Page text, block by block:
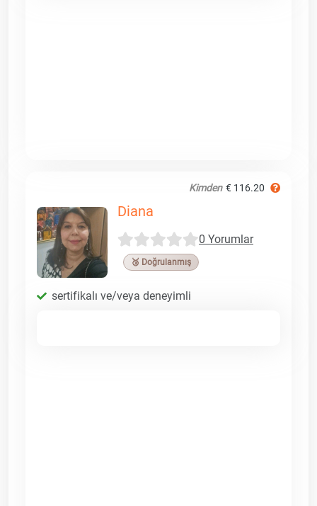
Kimden € 116.20
Diana
0 Yorumlar
🥉 Doğrulanmış
sertifikalı ve/veya deneyimli